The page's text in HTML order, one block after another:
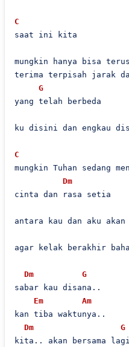
C
saat ini kita
mungkin hanya bisa
terima terpisah jarak
G
yang telah berbeda
ku disini dan engkau
C
mungkin Tuhan sedang
Dm
cinta dan rasa setia
antara kau dan aku akan
agar kelak berakhir
Dm
G
sabar kau disana..
Em
Am
kan tiba waktunya..
Dm
G
kita.. akan bersama